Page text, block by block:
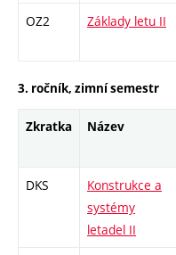
OZ2 Základy letu II
3. ročník, zimní semestr
Zkratka Název
DKS
Konstrukce a
systémy
letadel II